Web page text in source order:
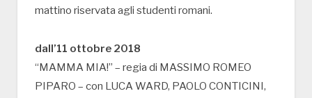
mattino riservata agli studenti romani.
dall’11 ottobre 2018
“MAMMA MIA!” – regia di MASSIMO ROMEO
PIPARO – con LUCA WARD, PAOLO CONTICINI,